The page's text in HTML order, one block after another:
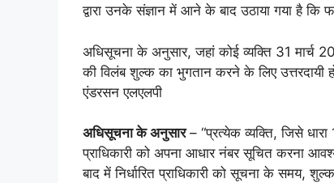
द्वारा उनके संज्ञान में आने के बाद उठाया गया है कि
अधिसूचना के अनुसार, जहां कोई व्यक्ति 31
की विलंब शुल्क का भुगतान करने के लिए उत्तरदायी
एंडरसन एलएलपी
अधिसूचना के अनुसार– “प्रत्येक व्यक्ति, जिसे
प्राधिकारी को अपना आधार नंबर सूचित करना
बाद में निर्धारित प्राधिकारी को सूचना के समय,